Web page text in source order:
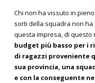
Chi non ha vissuto in
sorti della squadra non
questa impresa, di questo
budget più basso per i
di ragazzi proveniente
sua provincia, una
e con la conseguente